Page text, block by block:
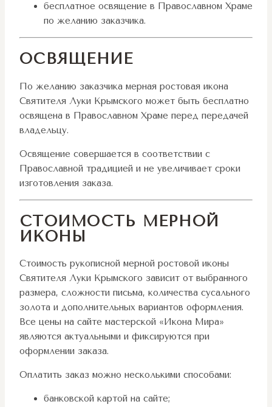
бесплатное освящение в Православном Храме
по желанию заказчика.
ОСВЯЩЕНИЕ
По желанию заказчика мерная ростовая икона
Святителя Луки Крымского может быть бесплатно
освящена в Православном Храме перед передачей
владельцу.
Освящение совершается в соответствии с
Православной традицией и не увеличивает сроки
изготовления заказа.
СТОИМОСТЬ МЕРНОЙ
ИКОНЫ
Стоимость рукописной мерной ростовой иконы
Святителя Луки Крымского зависит от выбранного
размера, сложности письма, количества сусального
золота и дополнительных вариантов оформления.
Все цены на сайте мастерской «Икона Мира»
являются актуальными и фиксируются при
оформлении заказа.
Оплатить заказ можно несколькими способами:
банковской картой на сайте;